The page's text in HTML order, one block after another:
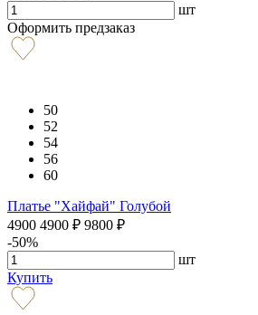
шт
Оформить предзаказ
50
52
54
56
60
Платье "Хайфай" Голубой
4900 4900 ₽ 9800 ₽
-50%
шт
Купить